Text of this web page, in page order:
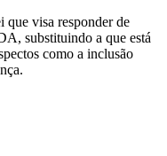
que visa responder de
substituindo a que está
como a inclusão